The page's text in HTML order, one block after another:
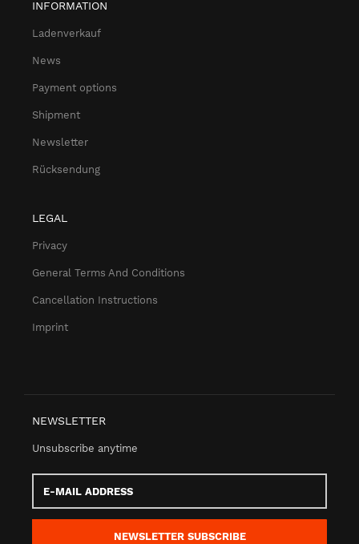
INFORMATION
Ladenverkauf
News
Payment options
Shipment
Newsletter
Rücksendung
LEGAL
Privacy
General Terms And Conditions
Cancellation Instructions
Imprint
NEWSLETTER
Unsubscribe anytime
Mail
address
NEWSLETTER SUBSCRIBE